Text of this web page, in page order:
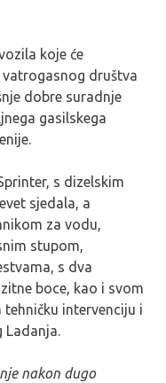
koje će
društva
dobre suradnje
gasilskega
s dizelskim
sjedala, a
za vodu,
stupom,
s dva
boce, kao i svom
intervenciju i
Ladanja.
nakon dugo